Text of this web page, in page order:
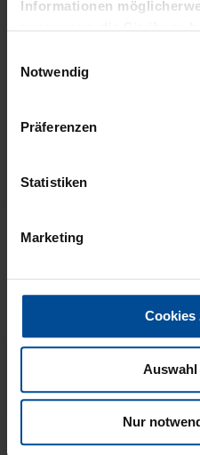
Informationen
gesammelt haben.
Notwendig
Präferenzen
Statistiken
Marketing
Cookies
Auswahl
Nur
SWEATER KARLSRUHE